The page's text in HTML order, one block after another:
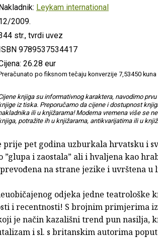
Leykam international
2009.
str., tvrdi uvez
9789537534417
26.28 eur
po fiksnom tečaju konverzije 7,53450 kuna
knjiga su informativnog karaktera, navodimo
iz tiska. Preporučamo da cijene i dostupnost
ili u knjižarama! Moderna vremena više se
potražite ih u knjižarama, antikvarijatima ili u
prije pet godina uzburkala hrvatsku i
”glupa i zaostala” ali i hvaljena kao
na strane jezike i uvrštena
odjeka jedne teatrološke
i recentnosti! S brojnim primjerima
je način kazališni trend pun nasilja,
i sl. s britanskim autorima